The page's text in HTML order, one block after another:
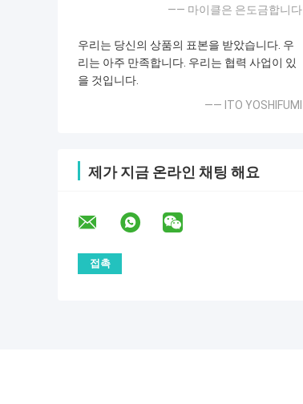
—— 마이클은 은도금합니다
우리는 당신의 상품의 표본을 받았습니다. 우
리는 아주 만족합니다. 우리는 협력 사업이 있
을 것입니다.
—— ITO YOSHIFUMI
제가 지금 온라인 채팅 해요